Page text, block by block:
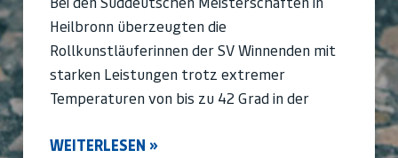
Heilbronn überzeugten die
Rollkunstläuferinnen der SV Winnenden mit
starken Leistungen trotz extremer
Temperaturen von bis zu 42 Grad in der
WEITERLESEN »